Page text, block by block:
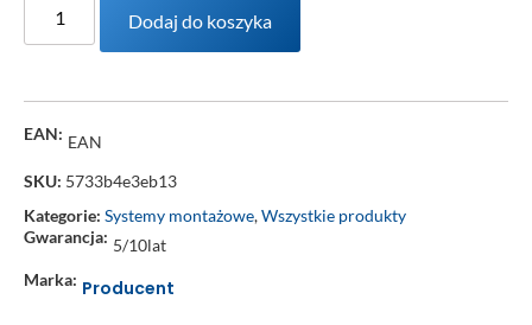
Dodaj do koszyka
EAN: EAN
SKU: 5733b4e3eb13
Kategorie: Systemy montażowe,Wszystkie produkty
Gwarancja: 5/10lat
Marka: Producent